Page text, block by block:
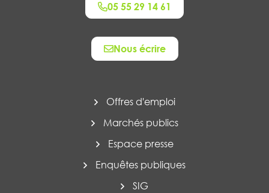
05 55 29 14 61
Nous écrire
Offres d'emploi
Marchés publics
Espace presse
Enquêtes publiques
SIG